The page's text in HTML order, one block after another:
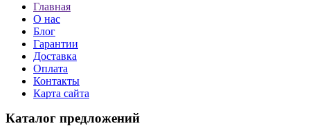
Главная
О нас
Блог
Гарантии
Доставка
Оплата
Контакты
Карта сайта
Каталог предложений